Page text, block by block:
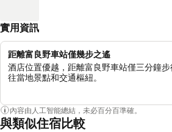
實用資訊
距離富良野車站僅幾步之遙
酒店位置優越，距離富良野車站僅三分鐘
往當地景點和交通樞紐。
內容由人工智能總結，未必百分百準確。
與類似住宿比較